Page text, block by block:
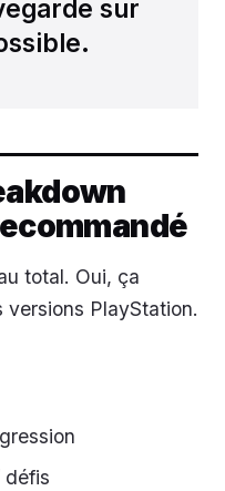
sur
total. Oui, ça
versions PlayStation.
défis